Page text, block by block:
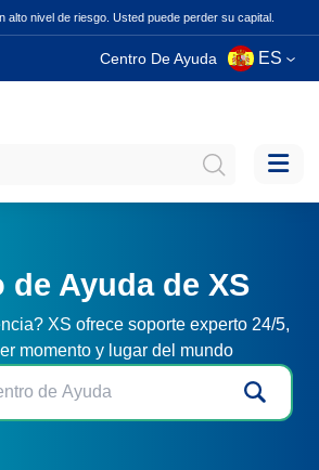
alto nivel de riesgo. Usted puede perder su capital.
Centro De Ayuda ES
de Ayuda de XS
XS ofrece soporte experto 24/5,
momento y lugar del mundo